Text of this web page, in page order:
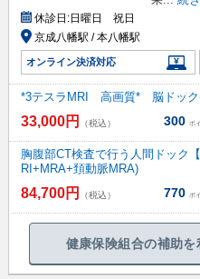
休診日:日曜日 祝日
京成八幡駅 / 本八幡駅
オンライン決済対応
*3テスラMRI 高画質* 脳ドック
33,000円 （税込） 300 ポ
胸腹部CT検査で行う人間ドック
RI+MRA+頚動脈MRA)
84,700円 （税込） 770 ポ
健康保険組合の補助